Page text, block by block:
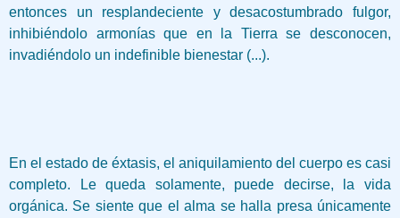
entonces un resplandeciente y desacostumbrado fulgor,
inhibiéndolo armonías que en la Tierra se desconocen,
invadiéndolo un indefinible bienestar (...).
En el estado de éxtasis, el aniquilamiento del cuerpo es casi
completo. Le queda solamente, puede decirse, la vida
orgánica. Se siente que el alma se halla presa únicamente